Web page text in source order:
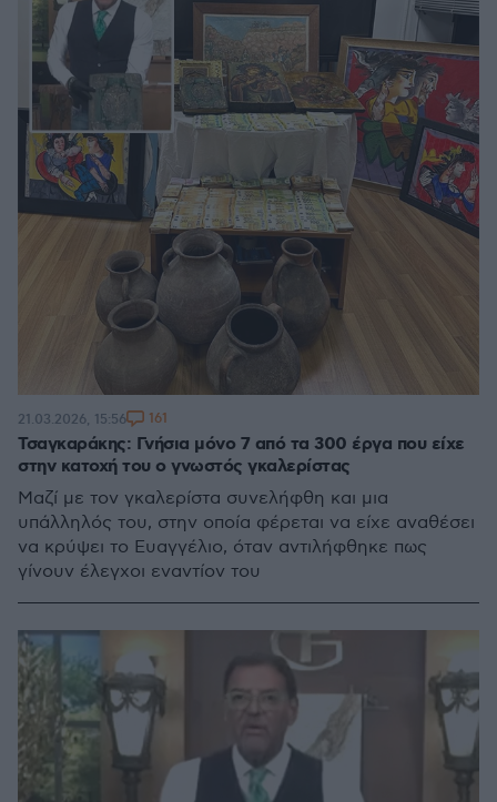
Τσαγκαράκης: Γνήσια μόνο 7 από τα 300 έργα που είχε
στην κατοχή του ο γνωστός γκαλερίστας
Μαζί με τον γκαλερίστα συνελήφθη και μια
υπάλληλός του, στην οποία φέρεται να είχε αναθέσει
να κρύψει το Ευαγγέλιο, όταν αντιλήφθηκε πως
γίνουν έλεγχοι εναντίον του
21.03.2026, 15:56 161